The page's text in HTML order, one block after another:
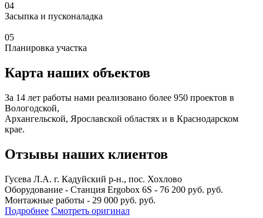
04
Засыпка и пусконаладка
05
Планировка участка
Карта наших объектов
За 14 лет работы нами реализовано более 950 проектов в
Вологодской,
Архангельской, Ярославской областях и в Краснодарском
крае.
Отзывы наших клиентов
Гусева Л.А. г. Кадуйский р-н., пос. Хохлово
Оборудование - Станция Ergobox 6S - 76 200 руб. руб.
Монтажные работы - 29 000 руб. руб.
Подробнее Смотреть оригинал